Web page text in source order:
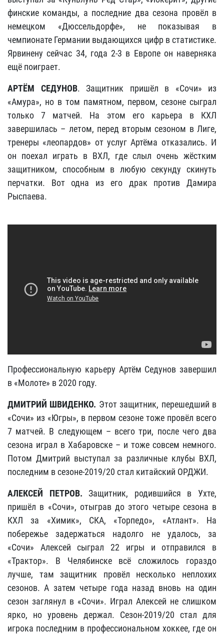
финские команды, а последние два сезона провёл в
немецком «Дюссельдорфе», не показывая в
чемпионате Германии выдающихся цифр в статистике.
Ярвинену сейчас 34, года 2-3 в Европе он наверняка
ещё поиграет.
АРТЁМ СЕДУНОВ. Защитник пришёл в «Сочи» из
«Амура», но в том памятном, первом, сезоне сыграл
только 7 матчей. На этом его карьера в КХЛ
завершилась – летом, перед вторым сезоном в Лиге,
тренеры «леопардов» от услуг Артёма отказались. И
он поехал играть в ВХЛ, где слыл очень жёстким
защитником, способным в любую секунду скинуть
перчатки. Вот одна из его драк против Дамира
Рыспаева.
Профессиональную карьеру Артём Седунов завершил
в «Молоте» в 2020 году.
ДМИТРИЙ ШВИДЕНКО. Этот защитник, перешедший в
«Сочи» из «Югры», в первом сезоне тоже провёл всего
7 матчей. В следующем – всего три, после чего два
сезона играл в Хабаровске – и тоже совсем немного.
Потом Дмитрий выступал за различные клубы ВХЛ,
последним в сезоне-2019/20 стал китайский ОРДЖИ.
АЛЕКСЕЙ ПЕТРОВ. Защитник, родившийся в Ухте,
пришёл в «Сочи», отыграв до этого четыре сезона в
КХЛ за «Химик», СКА, «Торпедо», «Атлант». На
побережье задержаться надолго не удалось, за
«Сочи» Алексей сыграл 22 игры и отправился в
«Трактор». В Челябинске всё сложилось гораздо
лучше, там защитник провёл несколько неплохих
сезонов. А затем четыре года назад вновь на один
сезон заглянул в «Сочи». Играл Алексей не слишком
ярко, но уровень держал. Сезон-2019/20 стал для
игрока последним в профессиональном хоккее, где он